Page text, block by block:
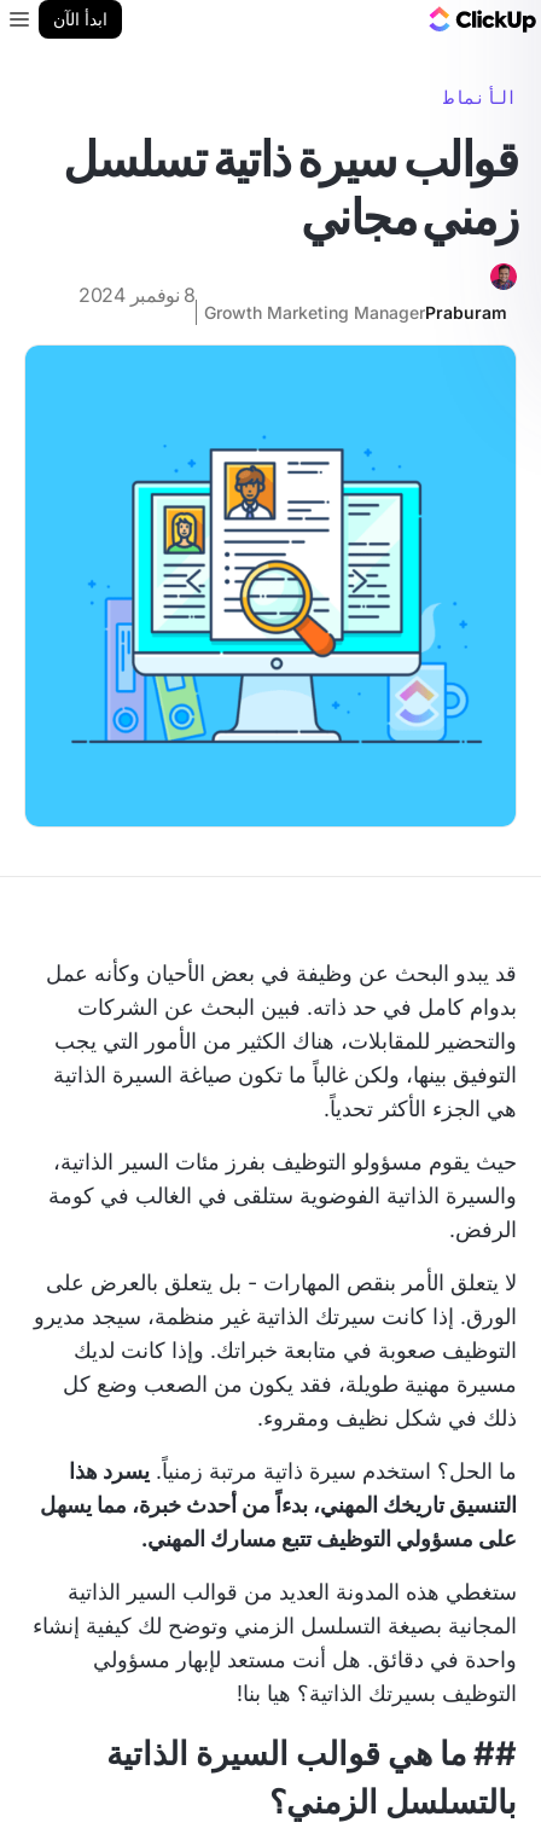
ابدأ الآن
الأنماط
قوالب سيرة ذاتية تسلسل
زمني مجاني
Praburam
Growth Marketing Manager
8 نوفمبر 2024
قد يبدو البحث عن وظيفة في بعض الأحيان وكأنه عمل
بدوام كامل في حد ذاته. فبين البحث عن الشركات
والتحضير للمقابلات، هناك الكثير من الأمور التي يجب
التوفيق بينها، ولكن غالباً ما تكون صياغة السيرة الذاتية
هي الجزء الأكثر تحدياً.
حيث يقوم مسؤولو التوظيف بفرز مئات السير الذاتية،
والسيرة الذاتية الفوضوية ستلقى في الغالب في كومة
الرفض.
لا يتعلق الأمر بنقص المهارات - بل يتعلق بالعرض على
الورق. إذا كانت سيرتك الذاتية غير منظمة، سيجد مديرو
التوظيف صعوبة في متابعة خبراتك. وإذا كانت لديك
مسيرة مهنية طويلة، فقد يكون من الصعب وضع كل
ذلك في شكل نظيف ومقروء.
ما الحل؟ استخدم سيرة ذاتية مرتبة زمنياً. يسرد هذا
التنسيق تاريخك المهني، بدءاً من أحدث خبرة، مما يسهل
على مسؤولي التوظيف تتبع مسارك المهني.
ستغطي هذه المدونة العديد من قوالب السير الذاتية
المجانية بصيغة التسلسل الزمني وتوضح لك كيفية إنشاء
واحدة في دقائق. هل أنت مستعد لإبهار مسؤولي
التوظيف بسيرتك الذاتية؟ هيا بنا!
## ما هي قوالب السيرة الذاتية
بالتسلسل الزمني؟